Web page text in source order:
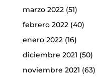
marzo 2022(51)
febrero 2022(40)
enero 2022(16)
diciembre 2021 (50)
noviembre 2021 (63)